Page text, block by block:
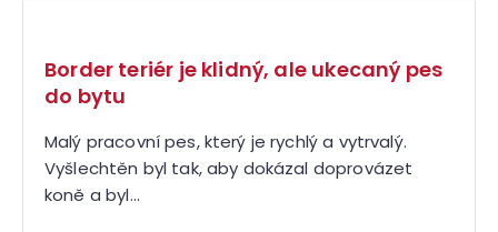
Border teriér je klidný, ale ukecaný pes
do bytu
Malý pracovní pes, který je rychlý a vytrvalý.
Vyšlechtěn byl tak, aby dokázal doprovázet
koně a byl...